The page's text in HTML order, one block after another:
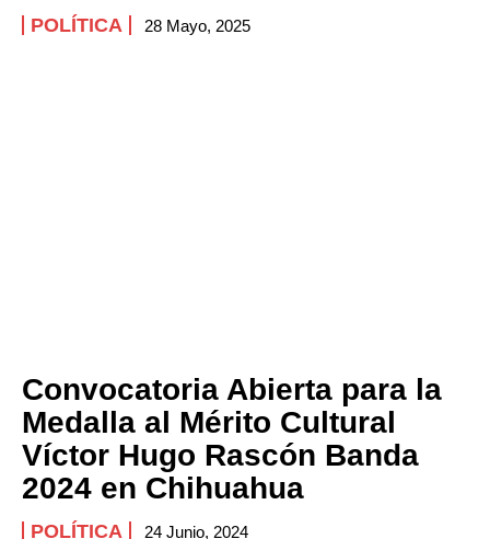
POLÍTICA 28 Mayo, 2025
Convocatoria Abierta para la
Medalla al Mérito Cultural
Víctor Hugo Rascón Banda
2024 en Chihuahua
POLÍTICA 24 Junio, 2024